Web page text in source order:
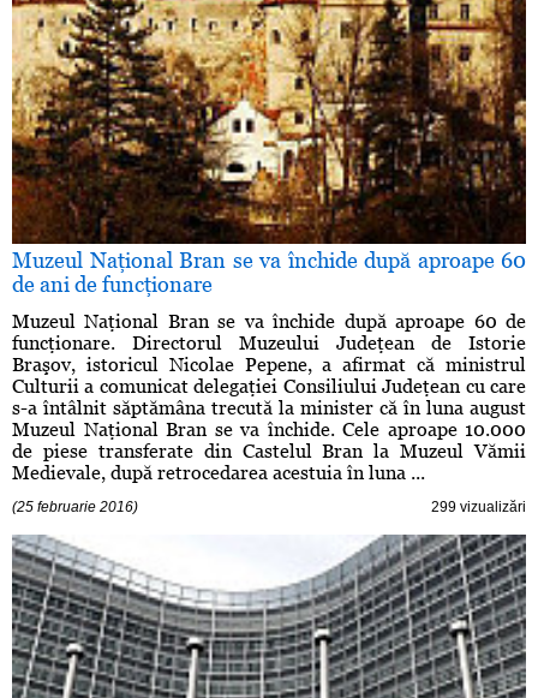
Muzeul Naţional Bran se va închide după aproape 60
de ani de funcţionare
Muzeul Naţional Bran se va închide după aproape 60 de
funcţionare. Directorul Muzeului Judeţean de Istorie
Braşov, istoricul Nicolae Pepene, a afirmat că ministrul
Culturii a comunicat delegaţiei Consiliului Judeţean cu care
s-a întâlnit săptămâna trecută la minister că în luna august
Muzeul Naţional Bran se va închide. Cele aproape 10.000
de piese transferate din Castelul Bran la Muzeul Vămii
Medievale, după retrocedarea acestuia în luna ...
(25 februarie 2016) 299 vizualizări